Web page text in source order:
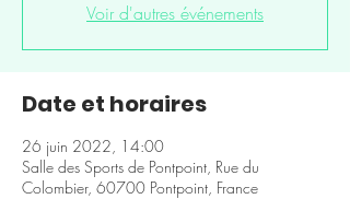
Voir d'autres événements
Date et horaires
26 juin 2022, 14:00
Salle des Sports de Pontpoint, Rue du
Colombier, 60700 Pontpoint, France